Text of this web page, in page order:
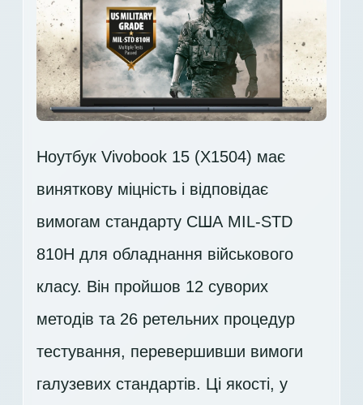
Ноутбук Vivobook 15 (X1504) має
виняткову міцність і відповідає
вимогам стандарту США MIL-STD
810H для обладнання військового
класу. Він пройшов 12 суворих
методів та 26 ретельних процедур
тестування, перевершивши вимоги
галузевих стандартів. Ці якості, у